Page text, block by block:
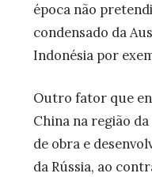
época não
condensado da
Indonésia por
Outro fator que
China na região
de obra e
da Rússia, ao